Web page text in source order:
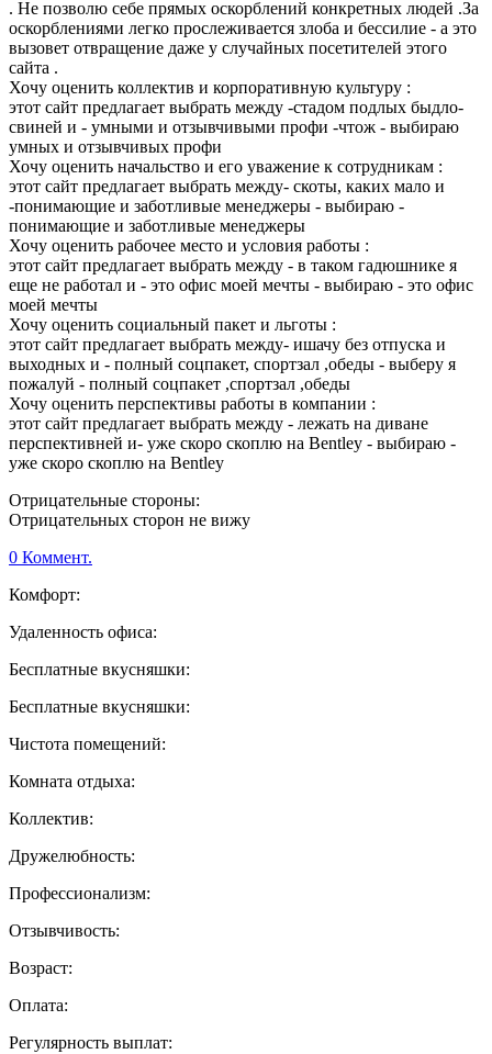
. Не позволю себе прямых оскорблений конкретных людей .За
оскорблениями легко прослеживается злоба и бессилие - а это
вызовет отвращение даже у случайных посетителей этого
сайта .
Хочу оценить коллектив и корпоративную культуру :
этот сайт предлагает выбрать между -стадом подлых быдло-
свиней и - умными и отзывчивыми профи -чтож - выбираю
умных и отзывчивых профи
Хочу оценить начальство и его уважение к сотрудникам :
этот сайт предлагает выбрать между- скоты, каких мало и
-понимающие и заботливые менеджеры - выбираю -
понимающие и заботливые менеджеры
Хочу оценить рабочее место и условия работы :
этот сайт предлагает выбрать между - в таком гадюшнике я
еще не работал и - это офис моей мечты - выбираю - это офис
моей мечты
Хочу оценить социальный пакет и льготы :
этот сайт предлагает выбрать между- ишачу без отпуска и
выходных и - полный соцпакет, спортзал ,обеды - выберу я
пожалуй - полный соцпакет ,спортзал ,обеды
Хочу оценить перспективы работы в компании :
этот сайт предлагает выбрать между - лежать на диване
перспективней и- уже скоро скоплю на Bentley - выбираю -
уже скоро скоплю на Bentley
Отрицательные стороны:
Отрицательных сторон не вижу
0 Коммент.
Комфорт:
Удаленность офиса:
Бесплатные вкусняшки:
Бесплатные вкусняшки:
Чистота помещений:
Комната отдыха:
Коллектив:
Дружелюбность:
Профессионализм:
Отзывчивость:
Возраст:
Оплата:
Регулярность выплат: